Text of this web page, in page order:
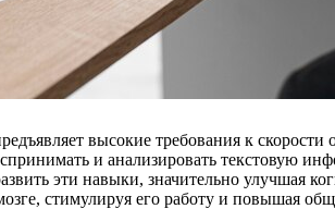
высокие требования к
и анализировать текстовую
эти навыки, значительно улучшая
стимулируя его работу и повышая